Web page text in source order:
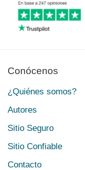
Conócenos
¿Quiénes somos?
Autores
Sitio Seguro
Sitio Confiable
Contacto